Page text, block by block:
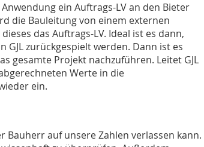
ein Auftrags-LV an den Bieter
die Bauleitung von einem externen
das Auftrags-LV. Ideal ist es dann,
zurückgespielt werden. Dann ist es
gesamte Projekt nachzuführen. Leitet GJL
Werte in die
ein.
Bauherr auf unsere Zahlen verlassen kann.